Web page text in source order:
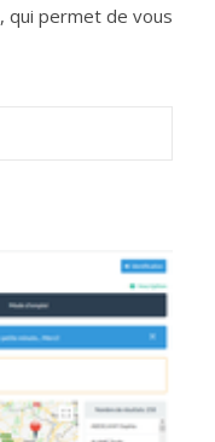
, qui permet de vous